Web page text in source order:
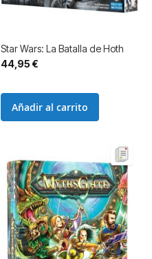
Star Wars: La Batalla de Hoth
44,95 €
Añadir al carrito